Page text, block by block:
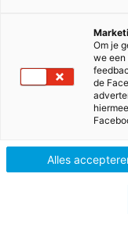
In dit webinar laat
Hoe de
Waar het
Om je
we een
de
Alles